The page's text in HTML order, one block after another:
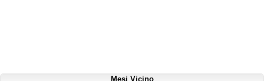
Mesi Vicino